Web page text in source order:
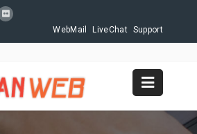
WebMail LiveChat Support